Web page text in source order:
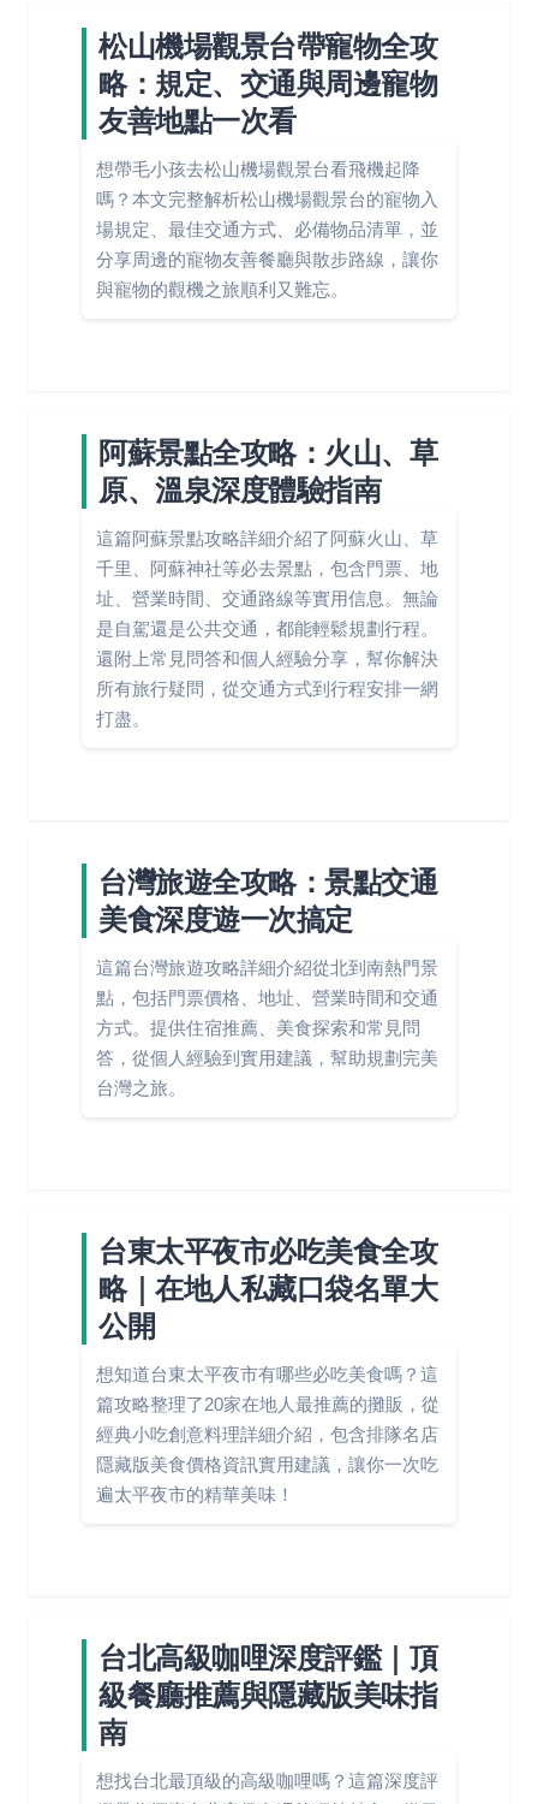
松山機場觀景台帶寵物全攻
略：規定、交通與周邊寵物
友善地點一次看
想帶毛小孩去松山機場觀景台看飛機起降
嗎？本文完整解析松山機場觀景台的寵物入
場規定、最佳交通方式、必備物品清單，並
分享周邊的寵物友善餐廳與散步路線，讓你
與寵物的觀機之旅順利又難忘。
阿蘇景點全攻略：火山、草
原、溫泉深度體驗指南
這篇阿蘇景點攻略詳細介紹了阿蘇火山、草
千里、阿蘇神社等必去景點，包含門票、地
址、營業時間、交通路線等實用信息。無論
是自駕還是公共交通，都能輕鬆規劃行程。
還附上常見問答和個人經驗分享，幫你解決
所有旅行疑問，從交通方式到行程安排一網
打盡。
台灣旅遊全攻略：景點交通
美食深度遊一次搞定
這篇台灣旅遊攻略詳細介紹從北到南熱門景
點，包括門票價格、地址、營業時間和交通
方式。提供住宿推薦、美食探索和常見問
答，從個人經驗到實用建議，幫助規劃完美
台灣之旅。
台東太平夜市必吃美食全攻
略｜在地人私藏口袋名單大
公開
想知道台東太平夜市有哪些必吃美食嗎？這
篇攻略整理了20家在地人最推薦的攤販，從
經典小吃創意料理詳細介紹，包含排隊名店
隱藏版美食價格資訊實用建議，讓你一次吃
遍太平夜市的精華美味！
台北高級咖哩深度評鑑｜頂
級餐廳推薦與隱藏版美味指
南
想找台北最頂級的高級咖哩嗎？這篇深度評